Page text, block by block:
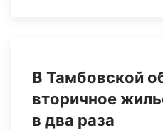
В Тамбовской
вторичное
в два раза